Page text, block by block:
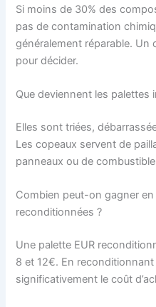
Si moins de 30% des
pas de contamination
généralement réparable.
pour décider.
Que deviennent les palettes
Elles sont triées,
Les copeaux servent de
panneaux ou de
Combien peut-on gagner
reconditionnées ?
Une palette EUR
8 et 12€. En
significativement le coût